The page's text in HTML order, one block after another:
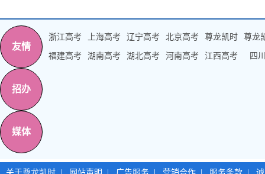
友情
浙江高考 上海高考 辽宁高考 北京高考 尊龙凯时 尊龙
福建高考 湖南高考 湖北高考 河南高考 江西高考 四
招办
媒体